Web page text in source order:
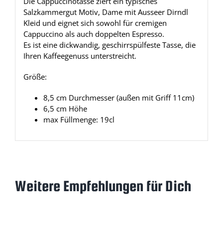
Salzkammergut Motiv, Dame mit Ausseer Dirndl
Kleid und eignet sich sowohl für cremigen
Cappuccino als auch doppelten Espresso.
Es ist eine dickwandig, geschirrspülfeste Tasse, die
Ihren Kaffeegenuss unterstreicht.
Größe:
8,5 cm Durchmesser (außen mit Griff 11cm)
6,5 cm Höhe
max Füllmenge: 19cl
Weitere Empfehlungen für Dich